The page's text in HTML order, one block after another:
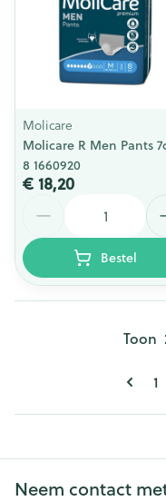
Molicare
Molicare R Men Pants
8 1660920
€ 18,20
Bestel
1
Toon
Neem contact